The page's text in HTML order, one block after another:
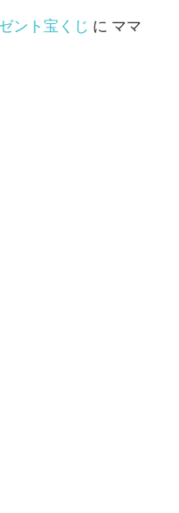
ント宝くじ に ママ